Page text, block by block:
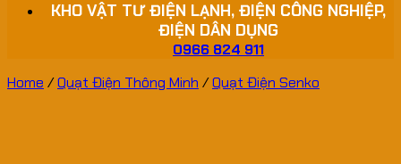
KHO VẬT TƯ ĐIỆN LẠNH, ĐIỆN CÔNG NGHIỆP,
ĐIỆN DÂN DỤNG
0966 824 911
Home /Quạt Điện Thông Minh /Quạt Điện Senko